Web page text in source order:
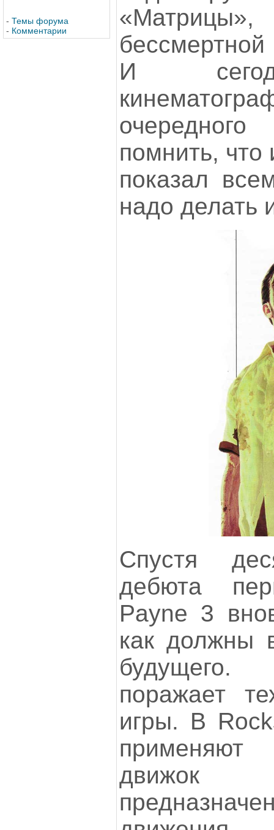
- Темы форума
- Комментарии
«Матрицы»,
И
помнить,
показал
надо делать
Спустя
дебюта
Payne 3
как должны
поражает
игры. В